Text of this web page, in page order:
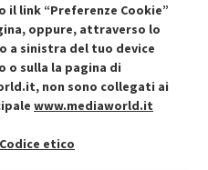
Recedere dal contratto qui
link “Preferenze Cookie”
oppure, attraverso lo
a sinistra del tuo device
o sulla la pagina di
non sono collegati ai
www.mediaworld.it
Codice etico